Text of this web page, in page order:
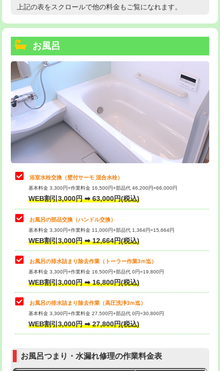
高度高圧洗浄換 現地調査
トーラー機使用/3mまで
追加トーラー機使用/3m超え
カメラ調査 33,000円
桝清掃 8,800円
止水・漏水調査・防水処理・清掃・修
理・調整・分解・加工など（軽作業）
止水・漏水調査・防水処理・清掃・修
理・調整・分解・加工など（中作業）
22,000円
止水・漏水調査・防水処理・清掃・修
理・調整・分解・加工など（重作業）
33,000円
トイレタンク脱着
トイレ便器脱着
タンクレストイレ脱着 33,000円
小便器トイレ脱着
その他部品の脱着 8,800円～
交換・取付（タンク）
交換・取付（普通便座） 11,000円+材料費
上記の表をスクロールで他の料金もご覧になれます。
お風呂
浴室水栓交換（壁付サーモ 混合水栓）
基本料金 3,300円+作業料金 16,500円+部品代 46,200円=66,000円
WEB割引3,000円 ➡ 63,000円(税込)
お風呂の部品交換（ハンドル交換）
基本料金 3,300円+作業料金 11,000円+部品代 1,364円=15,664円
WEB割引3,000円 ➡ 12,664円(税込)
お風呂の排水詰まり除去作業（トーラー作業3ｍ迄）
基本料金 3,300円+作業料金 16,500円+部品代 0円=19,800円
WEB割引3,000円 ➡ 16,800円(税込)
お風呂の排水詰まり除去作業（高圧洗浄3ｍ迄）
基本料金 3,300円+作業料金 27,500円+部品代 0円=30,800円
WEB割引3,000円 ➡ 27,800円(税込)
お風呂つまり・水漏れ修理の作業料金表